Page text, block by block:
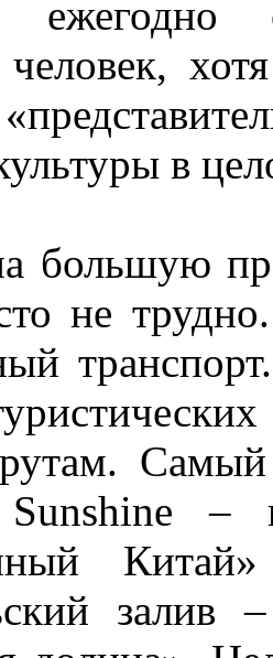
в
большую
не
Sunshine –